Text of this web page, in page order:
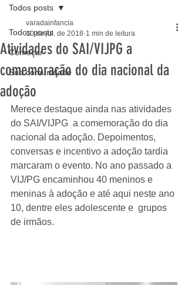
Todos posts
Começar
Sua comunidade
Todos posts
Atividades do SAI/VIJPG a
comemoração do dia nacional da
adoção
varadainfancia
10 de jul. de 2018 1 min de leitura
Merece destaque ainda nas atividades
do SAI/VIJPG  a comemoração do dia
nacional da adoção. Depoimentos,
conversas e incentivo a adoção tardia
marcaram o evento. No ano passado a
VIJ/PG encaminhou 40 meninos e
meninas à adoção e até aqui neste ano
10, dentre eles adolescente e  grupos
de irmãos.